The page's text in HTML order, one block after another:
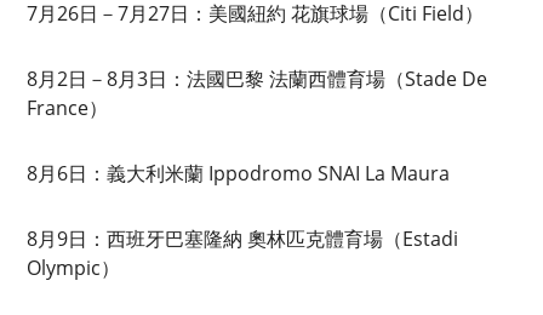
7月26日－7月27日：美國紐約 花旗球場（Citi Field）
8月2日－8月3日：法國巴黎 法蘭西體育場（Stade De
France）
8月6日：義大利米蘭 Ippodromo SNAI La Maura
8月9日：西班牙巴塞隆納 奧林匹克體育場（Estadi
Olympic）